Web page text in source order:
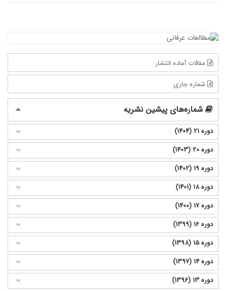
مقالات آماده انتشار
شماره جاری
شماره‌های پیشین نشریه
دوره 21 (1404)
دوره 20 (1403)
دوره 19 (1402)
دوره 18 (1401)
دوره 17 (1400)
دوره 16 (1399)
دوره 15 (1398)
دوره 14 (1397)
دوره 13 (1396)